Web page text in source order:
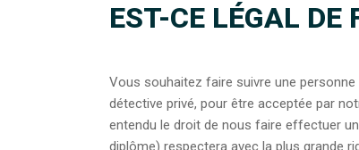
EST-CE LÉGAL DE
Vous souhaitez faire suivre une
détective privé, pour être acceptée par
entendu le droit de nous faire effectuer
diplôme) respectera avec la plus grande